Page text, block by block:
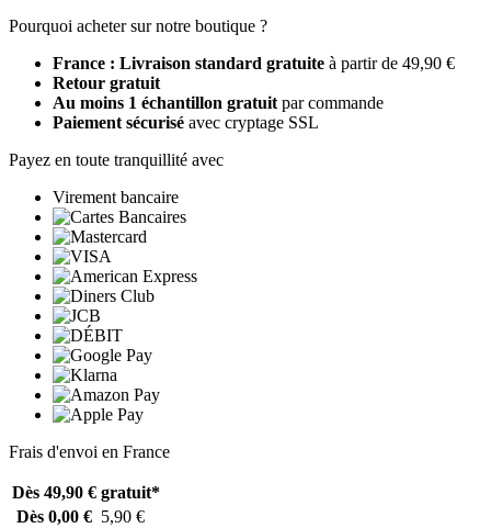
Pourquoi acheter sur notre boutique ?
France : Livraison standard gratuite à partir de 49,90 €
Retour gratuit
Au moins 1 échantillon gratuit par commande
Paiement sécurisé avec cryptage SSL
Payez en toute tranquillité avec
Virement bancaire
Frais d'envoi en France
Dès 49,90 € gratuit*
Dès 0,00 € 5,90 €